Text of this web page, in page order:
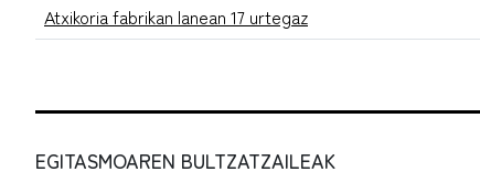
Atxikoria fabrikan lanean 17 urtegaz
EGITASMOAREN BULTZATZAILEAK